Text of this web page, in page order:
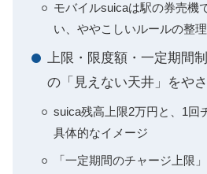
モバイルsuicaは駅の券売機
い、ややこしいルールの整理
上限・限度額・一定期間
の「見えない天井」をや
suica残高上限2万円と、1回
具体的なイメージ
「一定期間のチャージ上限